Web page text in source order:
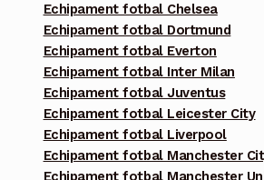
Echipament fotbal Chelsea
Echipament fotbal Dortmund
Echipament fotbal Everton
Echipament fotbal Inter Milan
Echipament fotbal Juventus
Echipament fotbal Leicester City
Echipament fotbal Liverpool
Echipament fotbal Manchester